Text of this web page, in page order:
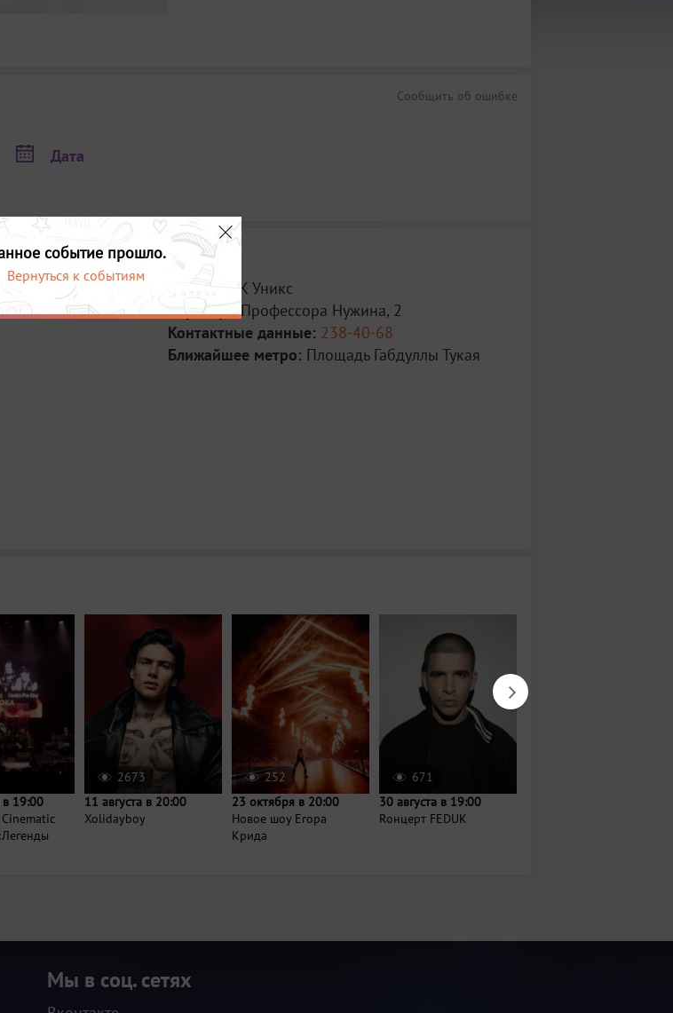
Сообщить об ошибке
Дата
Место:
КСК Уникс
Адрес:ул. Профессора Нужина, 2
Контактные данные: 238-40-68
Ближайшее метро: Площадь Габдуллы Тукая
в 19:00
2673
11 августа в 20:00
Xolidayboy
252
23 октября в 20:00
Новое шоу Егора
Крида
671
30 августа в 19:00
Rонцерт FEDUK
событие прошло.
Вернуться к событиям
Мы в соц. сетях